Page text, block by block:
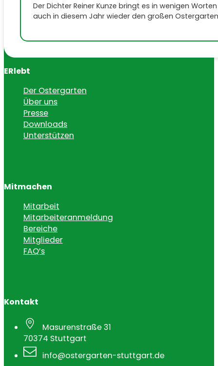
Der Dichter Reiner Kunze bringt es in wenigen
auch in diesem Jahr wieder den großen Oster­garten
Kontakt
Masurenstraße 31
70374 Stuttgart
info@ostergarten-stuttgart.de
ERlebt
Der Ostergarten
Über uns
Presse
Downloads
Unterstützen
Mitmachen
Mitarbeit
Mitarbeiteranmeldung
Bereiche
Mitglieder
FAQ’s